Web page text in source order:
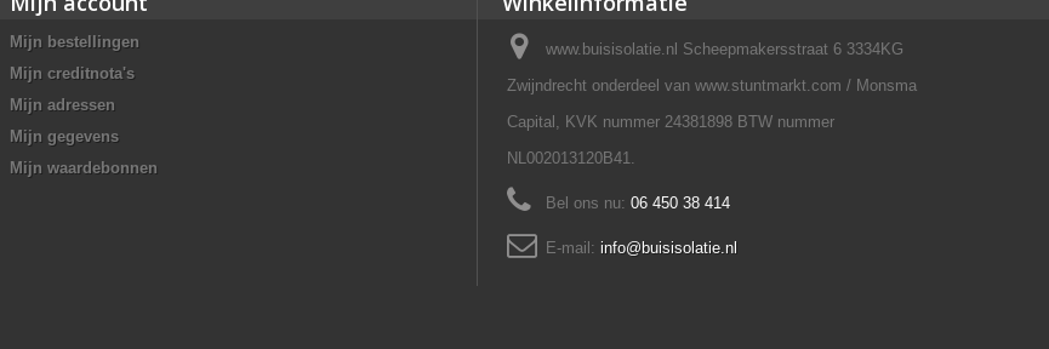
Mijn bestellingen
Mijn creditnota's
Mijn adressen
Mijn gegevens
Mijn waardebonnen
www.buisisolatie.nl Scheepmakersstraat 6 3334KG
Zwijndrecht onderdeel van www.stuntmarkt.com / Monsma
Capital, KVK nummer 24381898 BTW nummer
NL002013120B41.
Bel ons nu: 06 450 38 414
E-mail: info@buisisolatie.nl